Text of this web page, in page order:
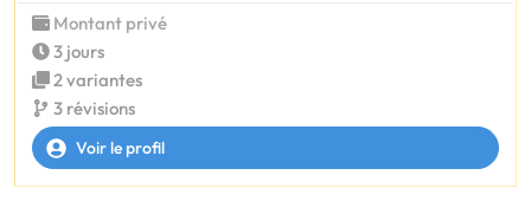
Montant privé
3 jours
2 variantes
3 révisions
Voir le profil